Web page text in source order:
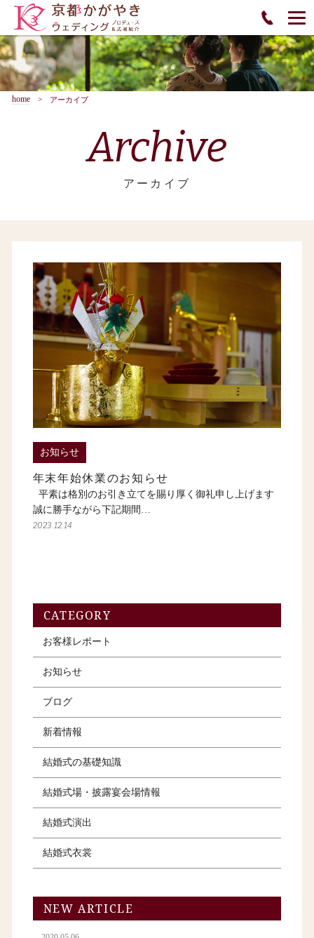
home アーカイブ
Archive
アーカイブ
お知らせ
年末年始休業のお知らせ
平素は格別のお引き立てを賜り厚く御礼申し上げます
誠に勝手ながら下記期間…
2023.12.14
CATEGORY
お客様レポート
お知らせ
ブログ
新着情報
結婚式の基礎知識
結婚式場・披露宴会場情報
結婚式演出
結婚式衣裳
NEW ARTICLE